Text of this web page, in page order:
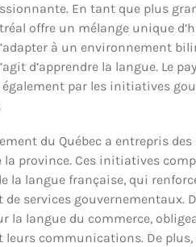
En tant que plus
offre un mélange unique
à un environnement
d’apprendre la langue. Le
par les initiatives
du Québec a entrepris
province. Ces initiatives
la langue française, qui
services gouvernementaux.
langue du commerce,
communications. De